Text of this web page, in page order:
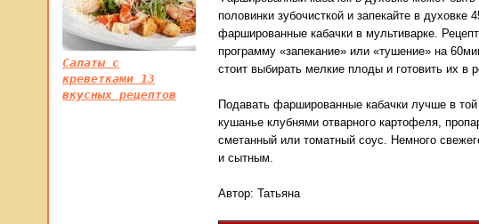
половинки зубочисткой и запекайте в
фаршированные кабачки в мультиварке.
программу «запекание» или «тушение» на
стоит выбирать мелкие плоды и готовить их в
Подавать фаршированные кабачки лучше в
кушанье клубнями отварного картофеля,
сметанный или томатный соус. Немного
и сытным.
Автор: Татьяна
Салаты с
креветками 13
вкусных рецептов